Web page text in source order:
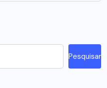
Pesquisar